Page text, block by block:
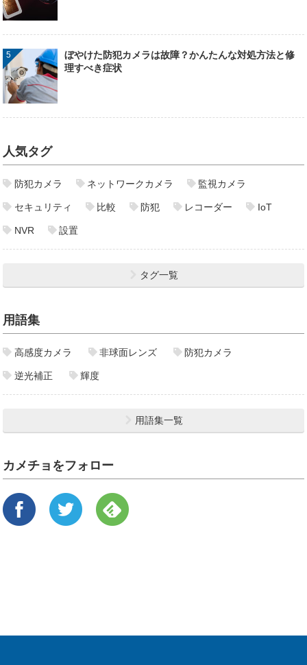
ぼやけた防犯カメラは故障？かんたんな対処方法と修
理すべき症状
人気タグ
防犯カメラ ネットワークカメラ 監視カメラ
セキュリティ 比較 防犯 レコーダー IoT
NVR 設置
タグ一覧
用語集
高感度カメラ 非球面レンズ 防犯カメラ
逆光補正 輝度
用語集一覧
カメチョをフォロー